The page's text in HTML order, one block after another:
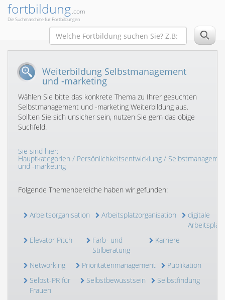
fortbildung.com
Die Suchmaschine für Fortbildungen
Weiterbildung Selbstmanagement
und -marketing
Wählen Sie bitte das konkrete Thema zu Ihrer gesuchten
Selbstmanagement und -marketing Weiterbildung aus.
Sollten Sie sich unsicher sein, nutzen Sie gern das obige
Suchfeld.
Sie sind hier:
Hauptkategorien / Persönlichkeitsentwicklung /
und -marketing
Folgende Themenbereiche haben wir gefunden:
Arbeitsorganisation Arbeitsplatzorganisation
digitale
Elevator Pitch
Farb- und
Stilberatung
Karriere
Networking Prioritätenmanagement
Publikation
Selbst-PR für
Frauen
Selbstbewusstsein Selbstfindung